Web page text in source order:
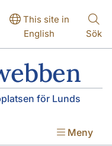
This site in
English
Sök
för Lunds
Meny